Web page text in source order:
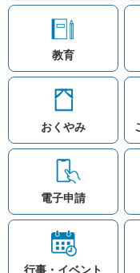
知りたい情報を検
注目ワード
公共交通
教育
おくやみ
電子申請
行事・イベント
お問い合わせ
このホームペー
プライバシーポリ